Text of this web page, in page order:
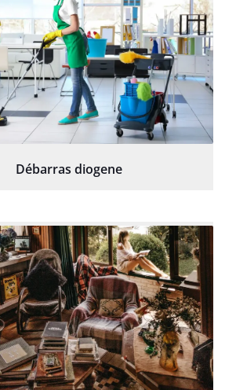
Débarras diogene